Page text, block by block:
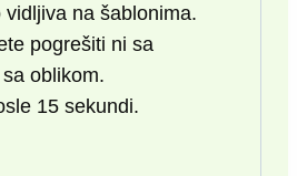
vidljiva na šablonima.
pogrešiti ni sa
oblikom.
15 sekundi.